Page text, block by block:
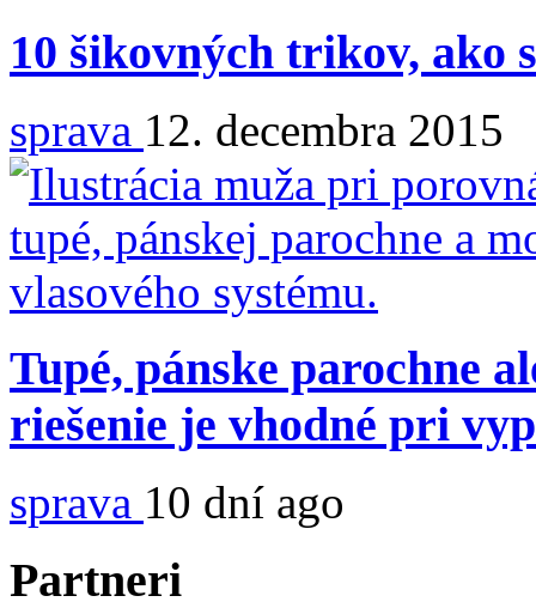
10 šikovných trikov, ako
sprava 12. decembra 2015
Tupé, pánske parochne
riešenie je vhodné pri
sprava 10 dní ago
Partneri